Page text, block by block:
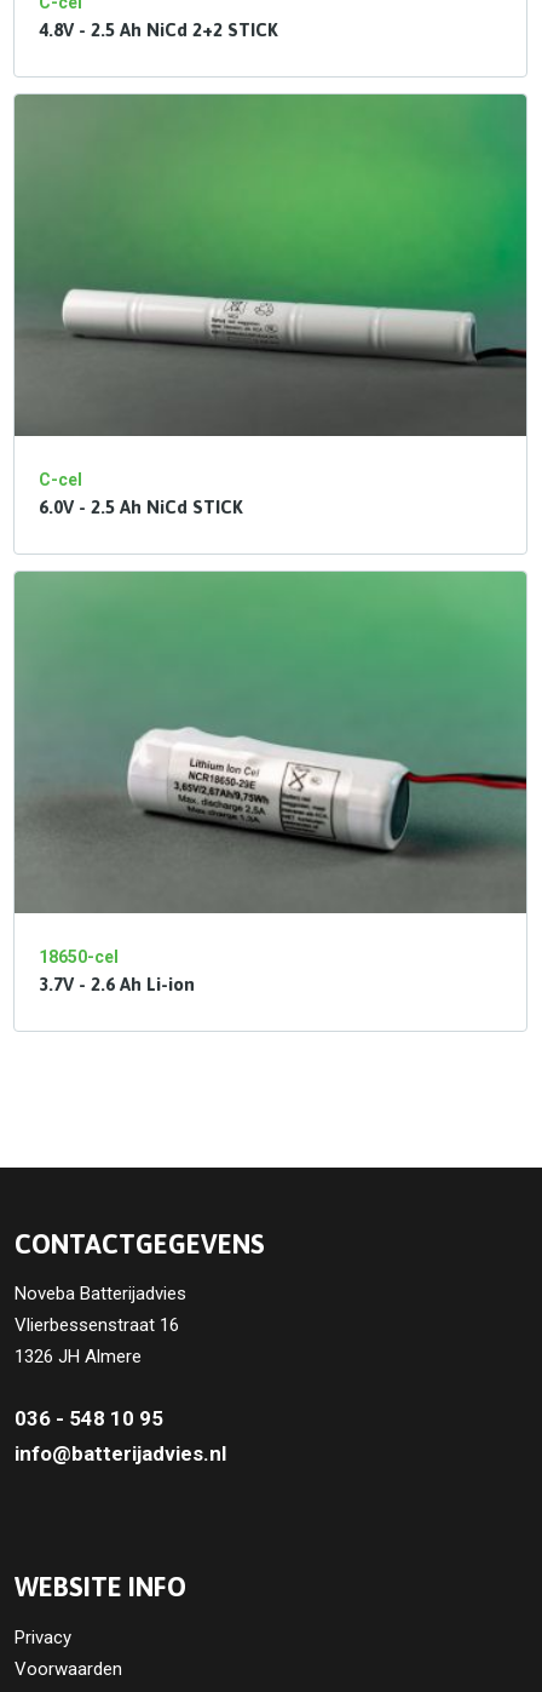
4.8V - 2.5 Ah NiCd 2+2 STICK
C-cel
6.0V - 2.5 Ah NiCd STICK
18650-cel
3.7V - 2.6 Ah Li-ion
CONTACTGEGEVENS
Noveba Batterijadvies
Vlierbessenstraat 16
1326 JH Almere
036 - 548 10 95
info@batterijadvies.nl
WEBSITE INFO
Privacy
Voorwaarden